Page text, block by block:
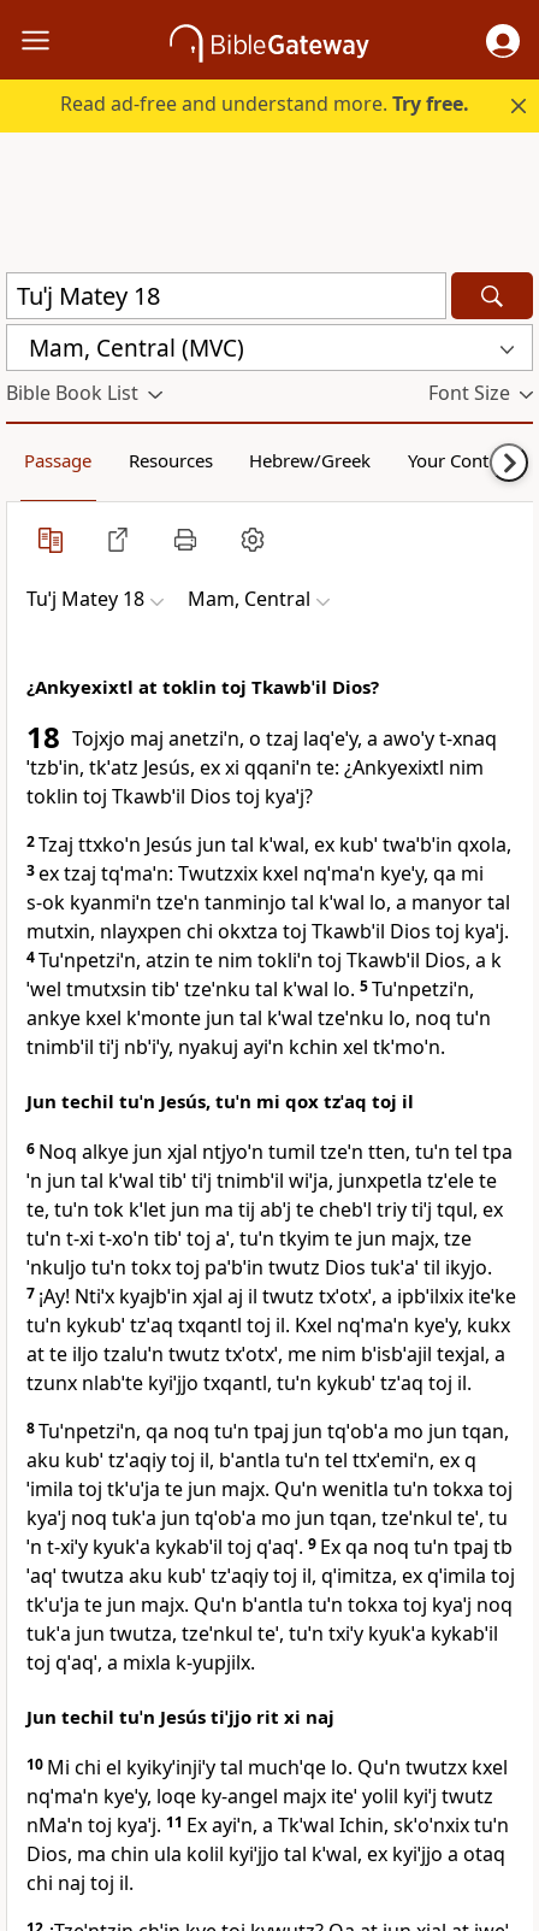
Read ad-free and understand more.Try free.
Mam, Central (MVC)
Bible Book List Font Size
Passage Resources Hebrew/Greek Your Content
Tuˈj Matey 18 Mam, Central
¿Ankyexixtl at toklin toj Tkawbˈil Dios?
18 Tojxjo maj anetziˈn, o tzaj laqˈeˈy, a awoˈy t‑xnaq
ˈtzbˈin, tkˈatz Jesús, ex xi qqaniˈn te: ¿Ankyexixtl nim
toklin toj Tkawbˈil Dios toj kyaˈj?
2Tzaj ttxkoˈn Jesús jun tal kˈwal, ex kubˈ twaˈbˈin qxola,
3ex tzaj tqˈmaˈn: Twutzxix kxel nqˈmaˈn kyeˈy, qa mi
s‑ok kyanmiˈn tzeˈn tanminjo tal kˈwal lo, a manyor tal
mutxin, nlayxpen chi okxtza toj Tkawbˈil Dios toj kyaˈj.
4Tuˈnpetziˈn, atzin te nim tokliˈn toj Tkawbˈil Dios, a k
ˈwel tmutxsin tibˈ tzeˈnku tal kˈwal lo. 5Tuˈnpetziˈn,
ankye kxel kˈmonte jun tal kˈwal tzeˈnku lo, noq tuˈn
tnimbˈil tiˈj nbˈiˈy, nyakuj ayiˈn kchin xel tkˈmoˈn.
Jun techil tuˈn Jesús, tuˈn mi qox tzˈaq toj il
6 Noq alkye jun xjal ntjyoˈn tumil tzeˈn tten, tuˈn tel tpa
ˈn jun tal kˈwal tibˈ tiˈj tnimbˈil wiˈja, junxpetla tzˈele te
te, tuˈn tok kˈlet jun ma tij abˈj te chebˈl triy tiˈj tqul, ex
tuˈn t‑xi t‑xoˈn tibˈ toj aˈ, tuˈn tkyim te jun majx, tze
ˈnkuljo tuˈn tokx toj paˈbˈin twutz Dios tukˈaˈ til ikyjo.
7 ¡Ay! Ntiˈx kyajbˈin xjal aj il twutz txˈotxˈ, a ipbˈilxix iteˈke
tuˈn kykubˈ tzˈaq txqantl toj il. Kxel nqˈmaˈn kyeˈy, kukx
at te iljo tzaluˈn twutz txˈotxˈ, me nim bˈisbˈajil texjal, a
tzunx nlabˈte kyiˈjjo txqantl, tuˈn kykubˈ tzˈaq toj il.
8Tuˈnpetziˈn, qa noq tuˈn tpaj jun tqˈobˈa mo jun tqan,
aku kubˈ tzˈaqiy toj il, bˈantla tuˈn tel ttxˈemiˈn, ex q
ˈimila toj tkˈuˈja te jun majx. Quˈn wenitla tuˈn tokxa toj
kyaˈj noq tukˈa jun tqˈobˈa mo jun tqan, tzeˈnkul teˈ, tu
ˈn t‑xiˈy kyukˈa kykabˈil toj qˈaqˈ. 9 Ex qa noq tuˈn tpaj tb
ˈaqˈ twutza aku kubˈ tzˈaqiy toj il, qˈimitza, ex qˈimila toj
tkˈuˈja te jun majx. Quˈn bˈantla tuˈn tokxa toj kyaˈj noq
tukˈa jun twutza, tzeˈnkul teˈ, tuˈn txiˈy kyukˈa kykabˈil
toj qˈaqˈ, a mixla k‑yupjilx.
Jun techil tuˈn Jesús tiˈjjo rit xi naj
10 Mi chi el kyikyˈinjiˈy tal muchˈqe lo. Quˈn twutzx kxel
nqˈmaˈn kyeˈy, loqe ky‑angel majx iteˈ yolil kyiˈj twutz
nMaˈn toj kyaˈj. 11 Ex ayiˈn, a Tkˈwal Ichin, skˈoˈnxix tuˈn
Dios, ma chin ula kolil kyiˈjjo tal kˈwal, ex kyiˈjjo a otaq
chi naj toj il.